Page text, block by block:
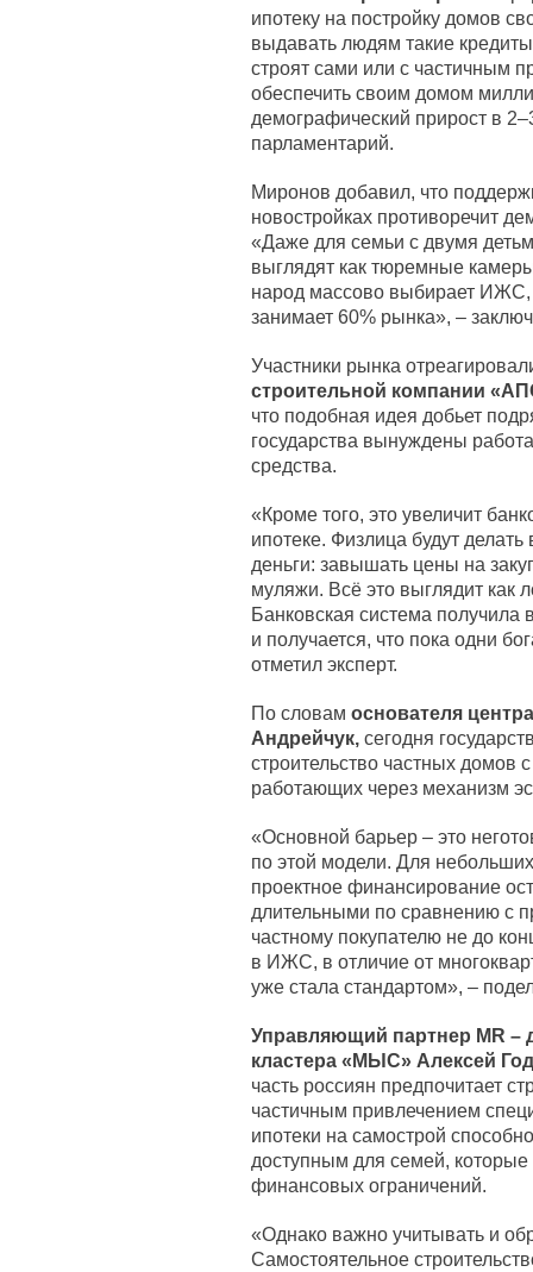
ипотеку на постройку домов
выдавать людям такие
строят сами или с частичным
обеспечить своим домом
демографический прирост в
парламентарий.
Миронов добавил, что
новостройках противоречит
«Даже для семьи с двумя
выглядят как тюремные
народ массово выбирает ИЖС,
занимает 60% рынка», –
Участники рынка
строительной компании
что подобная идея добьет
государства вынуждены
средства.
«Кроме того, это увеличит
ипотеке. Физлица будут
деньги: завышать цены на
муляжи. Всё это выглядит как
Банковская система
и получается, что пока одни
отметил эксперт.
По словам основателя
Андрейчук, сегодня
строительство частных домов
работающих через механизм
«Основной барьер – это
по этой модели. Для
проектное финансирование
длительными по сравнению с
частному покупателю не до
в ИЖС, в отличие от
уже стала стандартом», –
Управляющий партнер MR –
кластера «МЫС» Алексей
часть россиян предпочитает
частичным привлечением
ипотеки на самострой
доступным для семей, которые
финансовых ограничений.
«Однако важно учитывать и
Самостоятельное